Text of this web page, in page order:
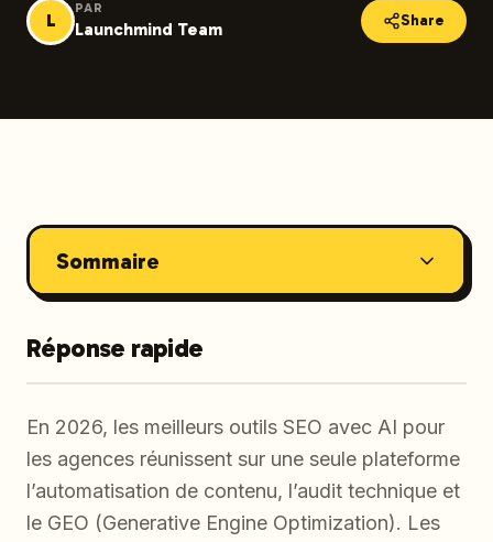
L
PAR
Launchmind Team Share
Sommaire
Réponse rapide
En 2026, les meilleurs outils SEO avec AI pour
les agences réunissent sur une seule plateforme
l’automatisation de contenu, l’audit technique et
le GEO (Generative Engine Optimization). Les